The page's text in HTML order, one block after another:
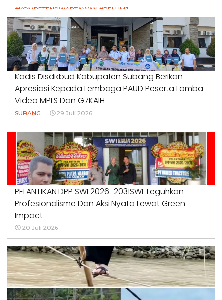
#KOMPETENSIWARTAWAN #RPLUMJ
#PENDIDIKANWARTAWAN #SWINASIONAL #SWIJABAR
1 Agustus 2026
Kadis Disdikbud Kabupaten Subang Berikan
Apresiasi Kepada Lembaga PAUD Peserta Lomba
Video MPLS Dan G7KAIH
SUBANG 29 Juli 2026
PELANTIKAN DPP SWI 2026–2031SWI Teguhkan
Profesionalisme Dan Aksi Nyata Lewat Green
Impact
20 Juli 2026